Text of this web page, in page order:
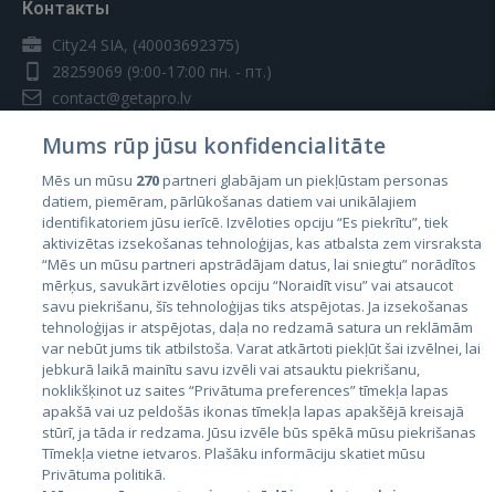
Контакты
City24 SIA, (40003692375)
28259069 (9:00-17:00 пн. - пт.)
contact@getapro.lv
Страны
Эстония
Латвия
Литва
Mums rūp jūsu konfidencialitāte
Mēs un mūsu 270partneri glabājam un piekļūstam personas
datiem, piemēram, pārlūkošanas datiem vai unikālajiem
identifikatoriem jūsu ierīcē. Izvēloties opciju “Es piekrītu”, tiek
aktivizētas izsekošanas tehnoloģijas, kas atbalsta zem virsraksta
“Mēs un mūsu partneri apstrādājam datus, lai sniegtu” norādītos
mērķus, savukārt izvēloties opciju “Noraidīt visu” vai atsaucot
savu piekrišanu, šīs tehnoloģijas tiks atspējotas. Ja izsekošanas
tehnoloģijas ir atspējotas, daļa no redzamā satura un reklāmām
var nebūt jums tik atbilstoša. Varat atkārtoti piekļūt šai izvēlnei, lai
jebkurā laikā mainītu savu izvēli vai atsauktu piekrišanu,
noklikšķinot uz saites “Privātuma preferences” tīmekļa lapas
apakšā vai uz peldošās ikonas tīmekļa lapas apakšējā kreisajā
stūrī, ja tāda ir redzama. Jūsu izvēle būs spēkā mūsu piekrišanas
Tīmekļa vietne ietvaros. Plašāku informāciju skatiet mūsu
Privātuma politikā.